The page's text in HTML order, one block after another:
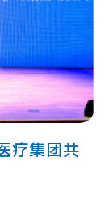
疗集团共